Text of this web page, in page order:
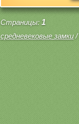
Страницы: 1
средневековые замки/